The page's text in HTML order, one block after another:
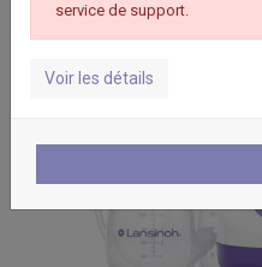
service de support.
Voir les détails